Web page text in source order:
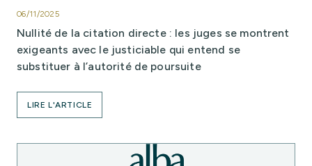
06/11/2025
Nullité de la citation directe : les juges se montrent
exigeants avec le justiciable qui entend se
substituer à l’autorité de poursuite
LIRE L'ARTICLE